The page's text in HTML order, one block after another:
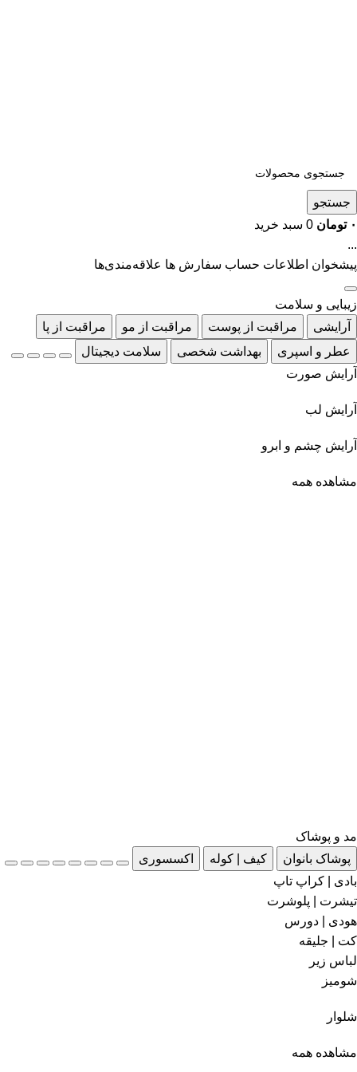
جستجو
۰ تومان 0 سبد خرید
...
پیشخوان اطلاعات حساب سفارش ها علاقه‌مندی‌ها
زیبایی و سلامت
آرایشی
مراقبت از پوست مراقبت از مو
مراقبت از پا
عطر و اسپری
بهداشت شخصی
سلامت دیجیتال
آرایش صورت
آرایش لب
آرایش چشم و ابرو
مشاهده همه
مد و پوشاک
پوشاک بانوان
کیف | کوله
اکسسوری
بادی | کراپ تاپ
تیشرت | پلوشرت
هودی | دورس
کت | جلیقه
لباس زیر
شومیز
شلوار
مشاهده همه